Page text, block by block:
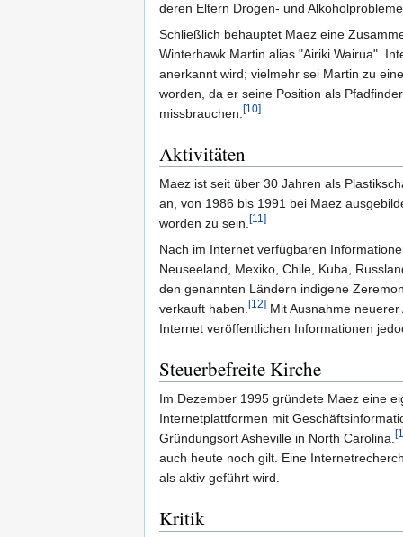
deren Eltern Drogen- und
Schließlich behauptet Maez eine
Winterhawk Martin alias "Airiki Wairua".
anerkannt wird; vielmehr sei Martin zu
worden, da er seine Position als
missbrauchen.[10]
Aktivitäten
Maez ist seit über 30 Jahren als
an, von 1986 bis 1991 bei Maez
worden zu sein.[11]
Nach im Internet verfügbaren
Neuseeland, Mexiko, Chile, Kuba,
den genannten Ländern indigene
verkauft haben.[12] Mit Ausnahme
Internet veröffentlichen Informationen
Steuerbefreite Kirche
Im Dezember 1995 gründete Maez eine
Internetplattformen mit
Gründungsort Asheville in North Carolina.
auch heute noch gilt. Eine
als aktiv geführt wird.
Kritik